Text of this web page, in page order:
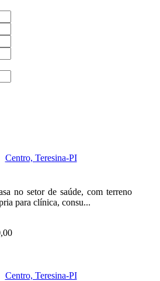
Centro, Teresina-PI
no setor de saúde, com terreno
para clínica, consu...
Centro, Teresina-PI